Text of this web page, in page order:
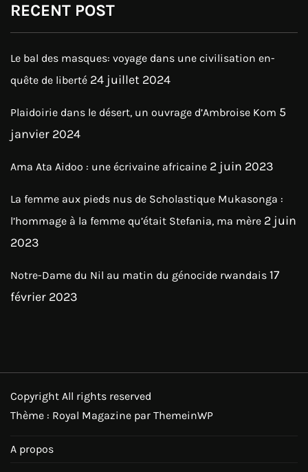
RECENT POST
Le bal des masques: voyage dans une civilisation en-
quête de liberté 24 juillet 2024
Plaidoirie dans le désert, un ouvrage d’Ambroise Kom 5
janvier 2024
Ama Ata Aidoo : une écrivaine africaine 2 juin 2023
La femme aux pieds nus de Scholastique Mukasonga :
l’hommage à la femme qu’était Stefania, ma mère 2 juin
2023
Notre-Dame du Nil au matin du génocide rwandais 17
février 2023
Copyright All rights reserved
Thème : Royal Magazine par ThemeinWP
A propos